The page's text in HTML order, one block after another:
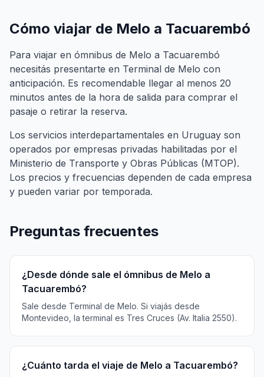
Cómo viajar de Melo a Tacuarembó
Para viajar en ómnibus de Melo a Tacuarembó
necesitás presentarte en Terminal de Melo con
anticipación. Es recomendable llegar al menos 20
minutos antes de la hora de salida para comprar el
pasaje o retirar la reserva.
Los servicios interdepartamentales en Uruguay son
operados por empresas privadas habilitadas por el
Ministerio de Transporte y Obras Públicas (MTOP).
Los precios y frecuencias dependen de cada empresa
y pueden variar por temporada.
Preguntas frecuentes
¿Desde dónde sale el ómnibus de Melo a
Tacuarembó?
Sale desde Terminal de Melo. Si viajás desde
Montevideo, la terminal es Tres Cruces (Av. Italia 2550).
¿Cuánto tarda el viaje de Melo a Tacuarembó?